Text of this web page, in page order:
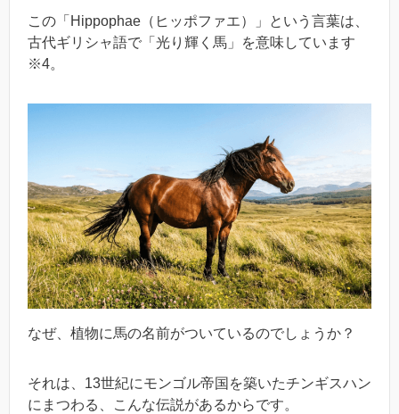
この「 Hippophae （ヒッポファエ）」という言葉は、
古代ギリシャ語で「光り輝く馬」を意味しています
※4。
なぜ、植物に馬の名前がついているのでしょうか？
それは、13世紀にモンゴル帝国を築いたチンギスハン
にまつわる、こんな伝説があるからです。